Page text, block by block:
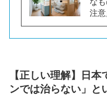
注意
【正しい理解】日
ンでは治らない」と